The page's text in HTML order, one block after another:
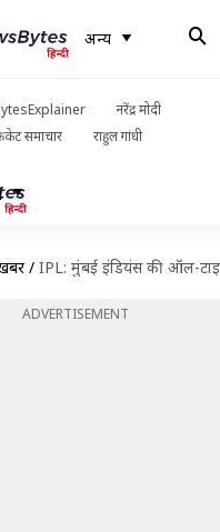
अन्य
नरेंद्र मोदी
समाचार राहुल गांधी
/ IPL: मुंबई इंडियंस की ऑल-टाइम बेस्ट प्लेइंग इलेवन, इन
ADVERTISEMENT